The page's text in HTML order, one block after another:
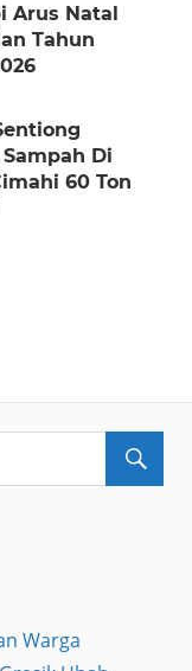
Arus Natal
Tahun
Di
60 Ton
Warga